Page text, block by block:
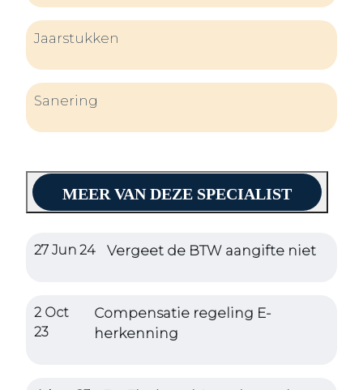
Jaarstukken
Sanering
MEER VAN DEZE SPECIALIST
27 Jun 24 Vergeet de BTW aangifte niet
2 Oct
23
Compensatie regeling E-
herkenning